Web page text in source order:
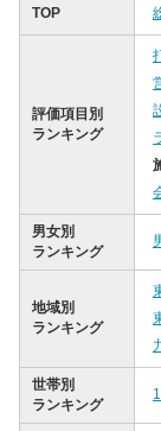
TOP
評価項目別
ランキング
男女別
ランキング
地域別
ランキング
世帯別
ランキング